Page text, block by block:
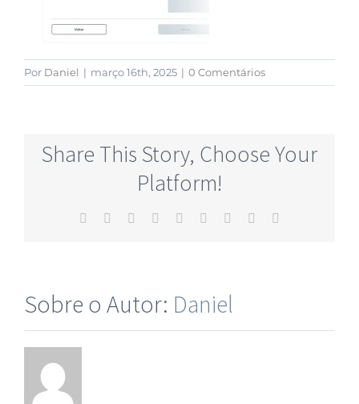
Por Daniel | março 16th, 2025 | 0 Comentários
Share This Story, Choose Your
Platform!
Sobre o Autor: Daniel